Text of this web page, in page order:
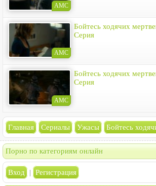
AMC
AMC
Бойтесь ходячих
Серия
AMC
Бойтесь ходячих
Серия
Главная Сериалы Ужасы Бойтесь
Порно по категориям онлайн
Вход | Регистрация